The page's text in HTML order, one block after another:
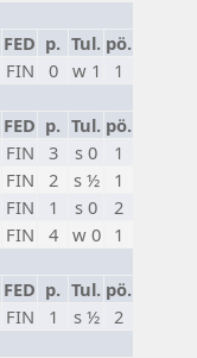
FED p. Tul. pö.
FIN 0 w 1
1
FED p. Tul. pö.
FIN 3 s 0
1
FIN 2 s ½
1
FIN 1 s 0
2
FIN 4 w 0 1
FED p. Tul. pö.
FIN 1 s ½
2